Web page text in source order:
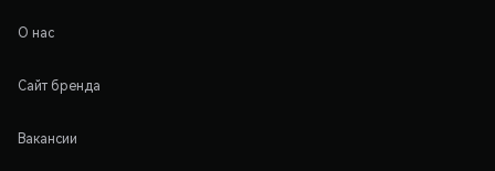
О нас
Сайт бренда
Вакансии